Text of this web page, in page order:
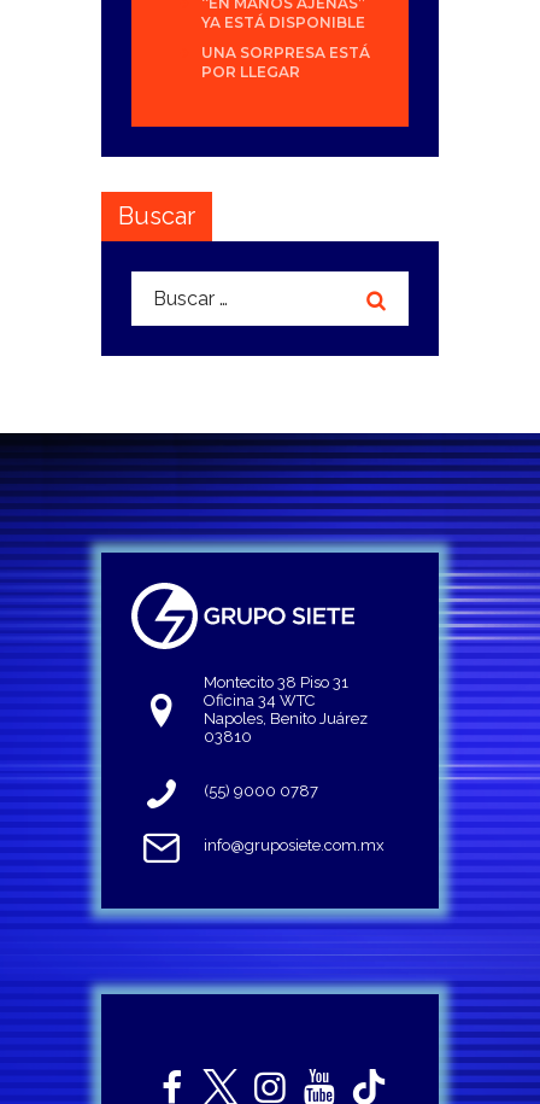
YA ESTÁ DISPONIBLE
UNA SORPRESA ESTÁ
POR LLEGAR
Buscar
Buscar:
Montecito 38 Piso 31
Oficina 34 WTC
Napoles, Benito Juárez
03810
(55) 9000 0787
info@gruposiete.com.mx